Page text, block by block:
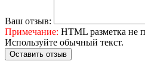
Ваш отзыв:
Примечание: HTML разметка не
Используйте обычный текст.
Оставить отзыв